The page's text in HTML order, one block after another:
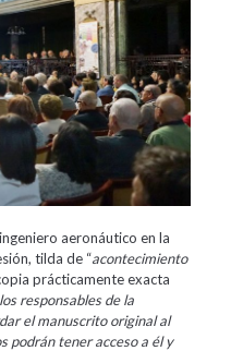
aeronáutico en la
tilda de “acontecimiento
prácticamente exacta
responsables de la
el manuscrito original al
podrán tener acceso a él y